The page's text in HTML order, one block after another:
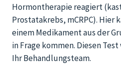
Hormontherapie reagiert
Prostatakrebs, mCRPC). Hier
einem Medikament aus der
in Frage kommen. Diesen
Ihr Behandlungsteam.